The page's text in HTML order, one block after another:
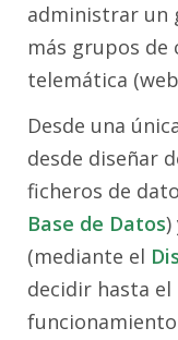
administrar un
más grupos
telemática
Desde una
desde diseñar
ficheros de
Base de Datos)
(mediante el
decidir hasta